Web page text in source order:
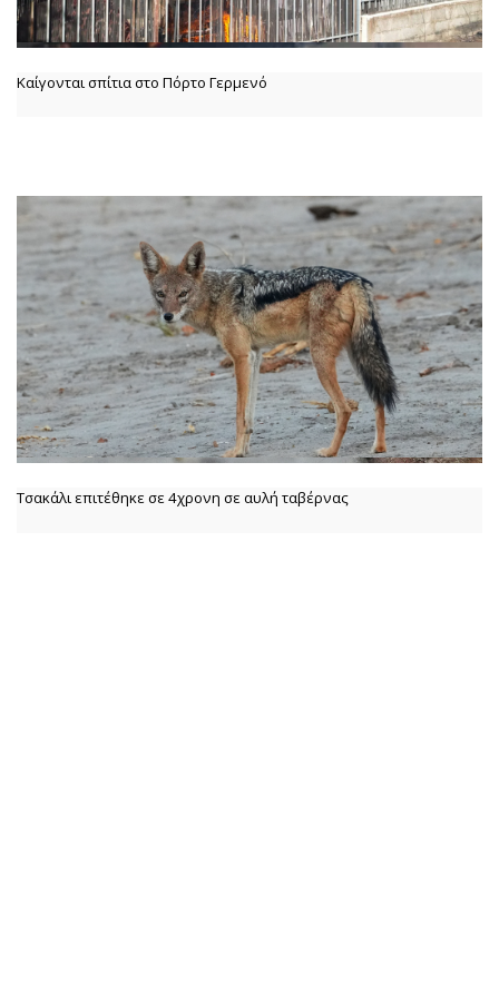
Καίγονται σπίτια στο Πόρτο Γερμενό
Τσακάλι επιτέθηκε σε 4χρονη σε αυλή ταβέρνας